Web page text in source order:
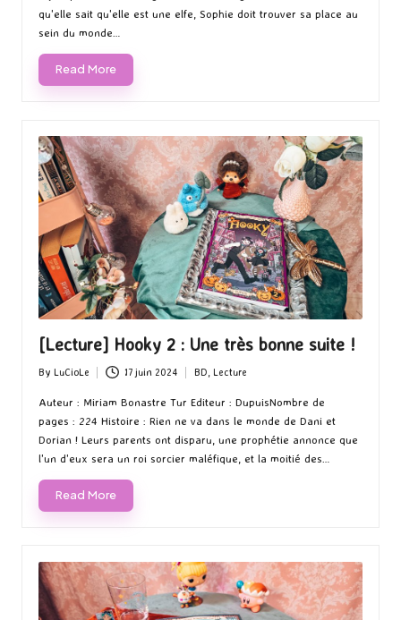
qu'elle sait qu'elle est une elfe, Sophie doit trouver sa place au
sein du monde…
Read More
[Lecture] Hooky 2 : Une très bonne suite !
Posted
by
By LuCioLe 17 juin 2024
Posted
in
BD, Lecture
Auteur : Miriam Bonastre Tur Editeur : DupuisNombre de
pages : 224 Histoire : Rien ne va dans le monde de Dani et
Dorian ! Leurs parents ont disparu, une prophétie annonce que
l'un d'eux sera un roi sorcier maléfique, et la moitié des…
Read More